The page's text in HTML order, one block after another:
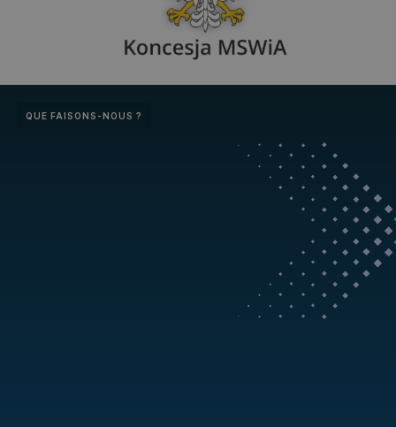
QUE FAISONS-NOUS ?